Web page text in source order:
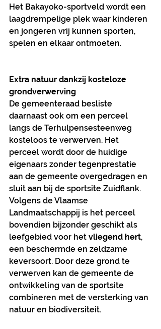
Het Bakayoko-sportveld wordt een
laagdrempelige plek waar kinderen
en jongeren vrij kunnen sporten,
spelen en elkaar ontmoeten.
Extra natuur dankzij kosteloze
grondverwerving
De gemeenteraad besliste
daarnaast ook om een perceel
langs de Terhulpensesteenweg
kosteloos te verwerven. Het
perceel wordt door de huidige
eigenaars zonder tegenprestatie
aan de gemeente overgedragen en
sluit aan bij de sportsite Zuidflank.
Volgens de Vlaamse
Landmaatschappij is het perceel
bovendien bijzonder geschikt als
leefgebied voor het vliegend hert,
een beschermde en zeldzame
keversoort. Door deze grond te
verwerven kan de gemeente de
ontwikkeling van de sportsite
combineren met de versterking van
natuur en biodiversiteit.